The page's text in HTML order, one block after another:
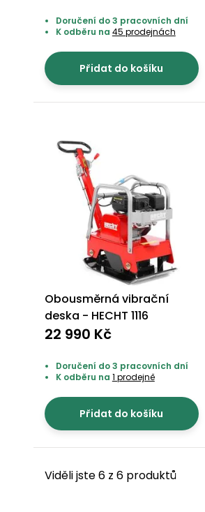
Doručení do 3 pracovních dní
K odběru na 45 prodejnách
Přidat do košíku
Obousměrná vibrační
deska - HECHT 1116
22 990 Kč
Doručení do 3 pracovních dní
K odběru na 1 prodejně
Přidat do košíku
Viděli jste 6 z 6 produktů